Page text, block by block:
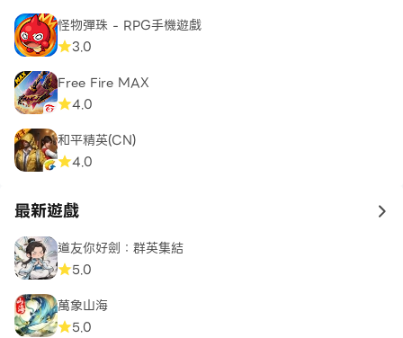
怪物彈珠 - RPG手機遊戲
3.0
Free Fire MAX
4.0
和平精英(CN)
4.0
最新遊戲 to
道友你好劍：群英集結
5.0
萬象山海
5.0